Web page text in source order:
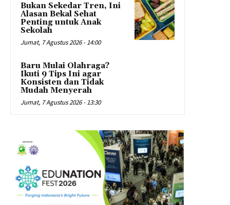
Bukan Sekedar Tren, Ini
Alasan Bekal Sehat
Penting untuk Anak
Sekolah
Jumat, 7 Agustus 2026 - 14:00
Baru Mulai Olahraga?
Ikuti 9 Tips Ini agar
Konsisten dan Tidak
Mudah Menyerah
Jumat, 7 Agustus 2026 - 13:30